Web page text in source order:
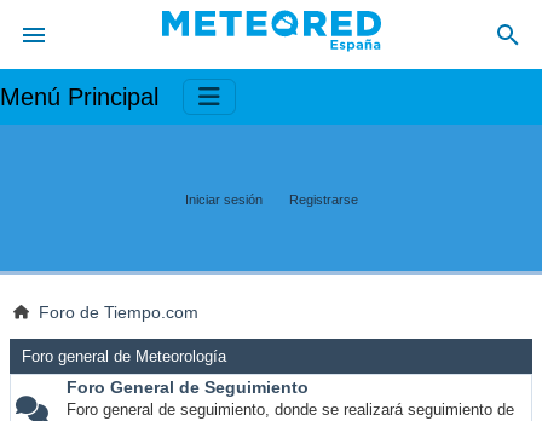
Menú Principal
Iniciar sesión Registrarse
Foro de Tiempo.com
Foro general de Meteorología
Foro General de Seguimiento
Foro general de seguimiento, donde se realizará seguimiento de